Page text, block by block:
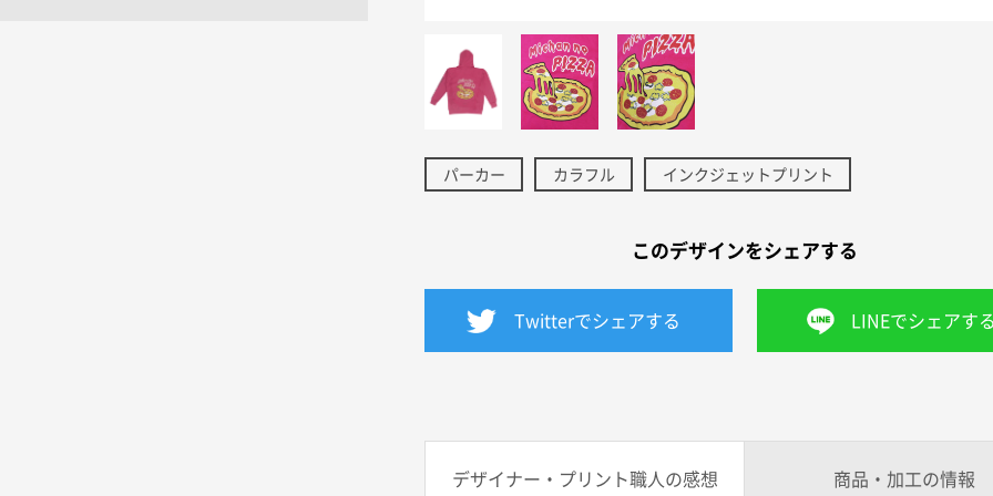
パーカー カラフル インクジェットプリント
このデザインをシェアする
Twitterでシェアする LINEでシェアす
デザイナー・プリント職人の感想 商品・加工の情報